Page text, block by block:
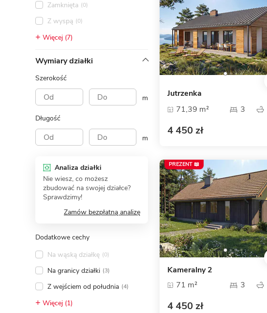
Zamknięta (0)
Z wyspą (0)
Więcej (7)
Wymiary działki
Szerokość
m
Długość
m
Analiza działki
Nie wiesz, co możesz
zbudować na swojej działce?
Sprawdzimy!
Zamów bezpłatną analizę
Dodatkowe cechy
Na wąską działkę (0)
Na granicy działki (3)
Z wejściem od południa (4)
Więcej (1)
Jutrzenka
71,39 m²
3
4 450 zł
Kameralny 2
71 m²
3
4 450 zł
PREZENT 📖